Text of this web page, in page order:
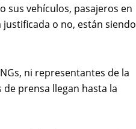
sus vehículos, pasajeros en
o no, están siendo
ni representantes de la
prensa llegan hasta la